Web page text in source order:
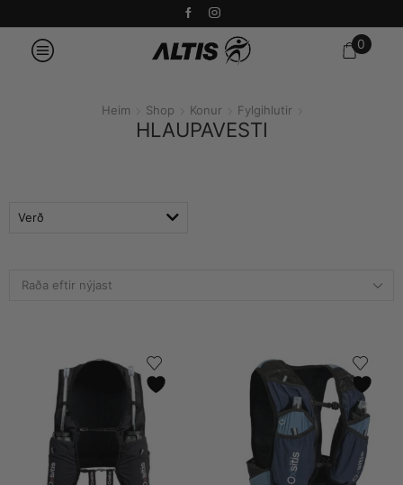
0
Heim Shop Konur Fylgihlutir
HLAUPAVESTI
Verð